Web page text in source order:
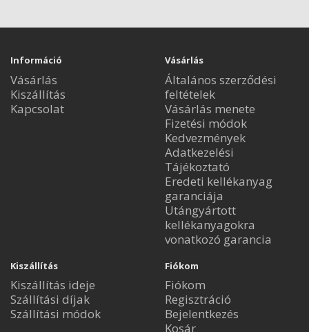
Információ
Vásárlás
Kiszállítás
Kapcsolat
Vásárlás
Általános szerződési
feltételek
Vásárlás menete
Fizetési módok
Kedvezmények
Adatkezelési
Tájékoztató
Eredeti kellékanyag
garanciája
Utángyártott
kellékanyagokra
vonatkozó garancia
Kiszállítás
Kiszállítás ideje
Szállítási díjak
Szállítási módok
Fiókom
Fiókom
Regisztráció
Bejelentkezés
Kosár